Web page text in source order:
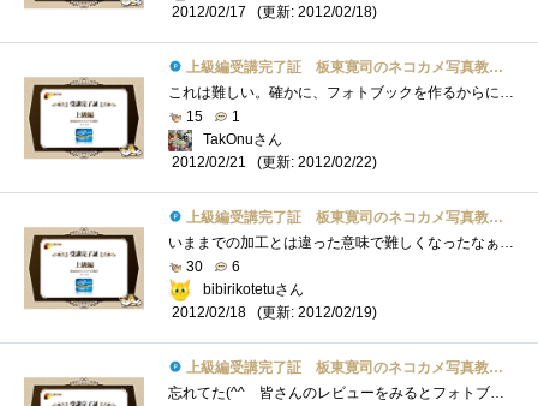
2012/02/17
(更新: 2012/02/18)
上級編受講完了証 板東寛司のネコカメ写真教室パート2
これは難しい。確かに、フォトブックを作るからにはテーマがいる。しかしこういうのって、例もそうだけど、今まで撮った写真からテーマを決�...
15
1
TakOnuさん
2012/02/21
(更新: 2012/02/22)
上級編受講完了証 板東寛司のネコカメ写真教室パート2
いままでの加工とは違った意味で難しくなったなぁラフかぁ・・・・仕事で一杯書いてるよwwwでもこれって色々な応用ができるかなぁと読みなが�...
30
6
bibirikotetuさん
2012/02/18
(更新: 2012/02/19)
上級編受講完了証 板東寛司のネコカメ写真教室パート2
忘れてた(^^ゞ皆さんのレビューをみるとフォトブックを創れるのは記念にはなるね。でもまず写真が程度上手くないとね。あと動くもの対象だと�...